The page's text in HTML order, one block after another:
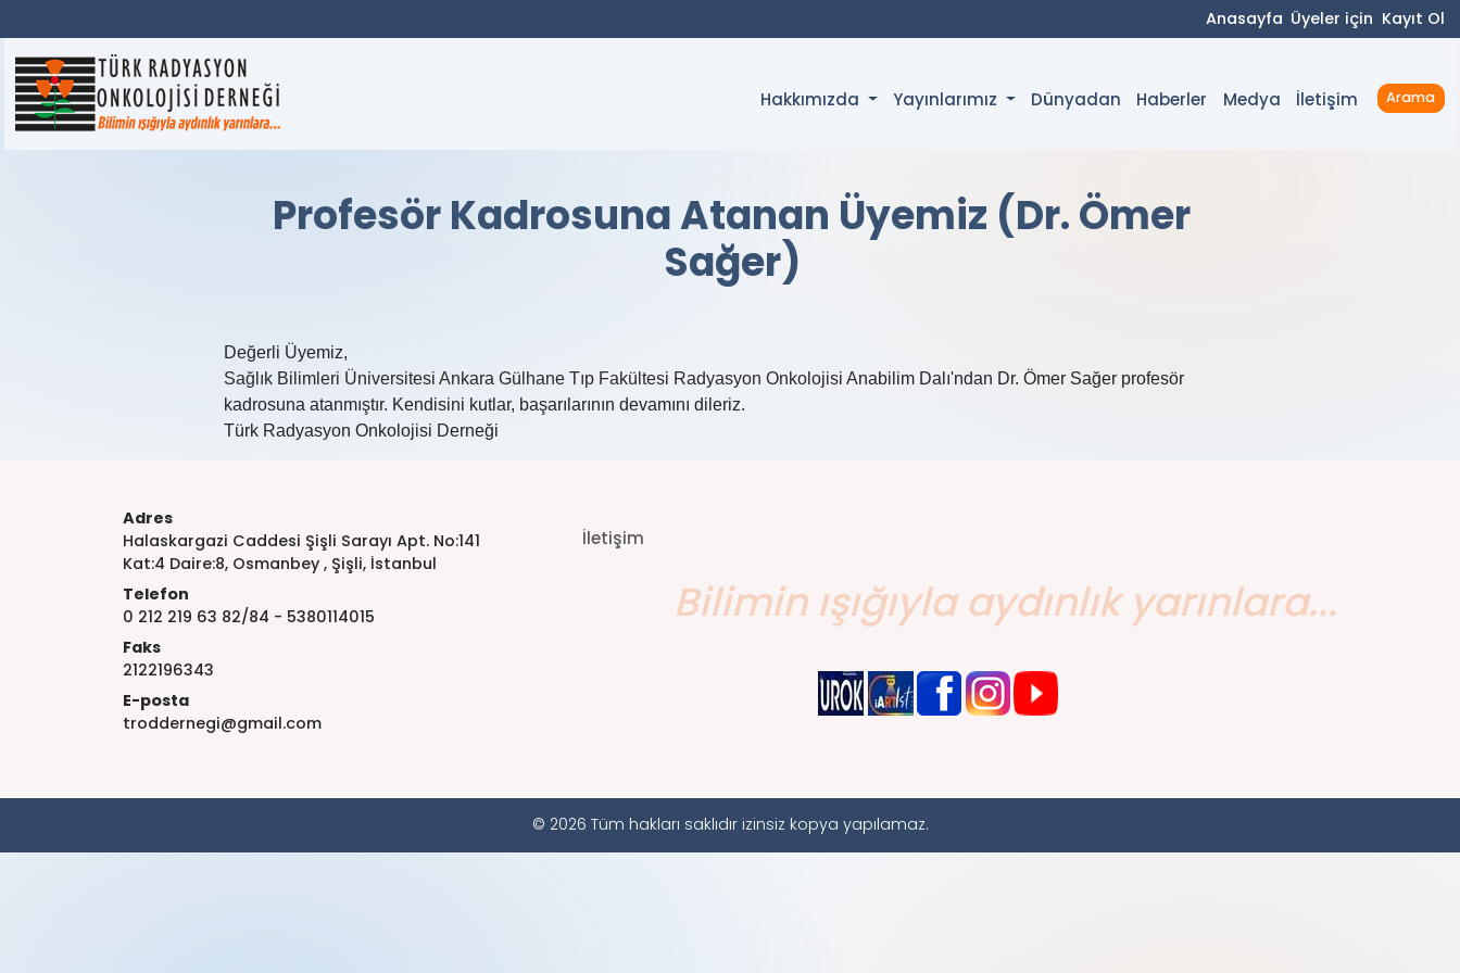
Anasayfa Üyeler için Kayıt Ol
Hakkımızda Yayınlarımız Dünyadan Haberler Medya İletişim Arama
Profesör Kadrosuna Atanan Üyemiz (Dr. Ömer
Sağer)
Değerli Üyemiz,
Sağlık Bilimleri Üniversitesi Ankara Gülhane Tıp Fakültesi Radyasyon Onkolojisi Anabilim Dalı'ndan Dr. Ömer Sağer profesör
kadrosuna atanmıştır. Kendisini kutlar, başarılarının devamını dileriz.
Türk Radyasyon Onkolojisi Derneği
Adres
Halaskargazi Caddesi Şişli Sarayı Apt. No:141
Kat:4 Daire:8, Osmanbey , Şişli, İstanbul
Telefon
0 212 219 63 82/84 - 5380114015
Faks
2122196343
E-posta
troddernegi@gmail.com
İletişim
Bilimin ışığıyla aydınlık yarınlara...
© 2026 Tüm hakları saklıdır izinsiz kopya yapılamaz.